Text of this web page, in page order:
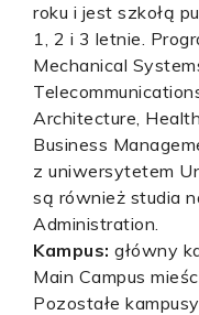
roku i jest szkołą
1, 2 i 3 letnie.
Mechanical
Architecture,
Business
z uniwersytetem
są również studia
Administration.
Kampus: główny
Main Campus
Pozostałe